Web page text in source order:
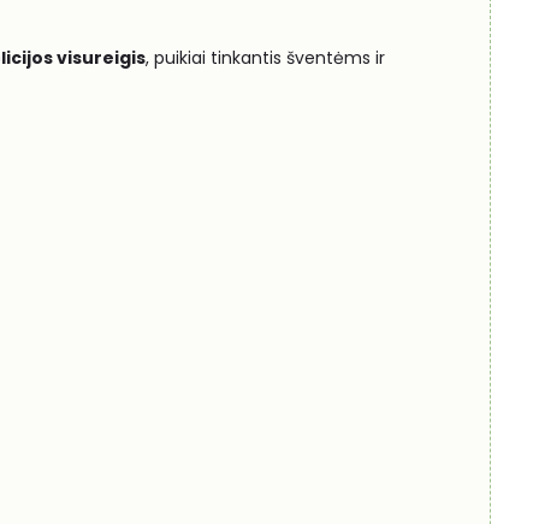
visureigis, puikiai tinkantis šventėms ir